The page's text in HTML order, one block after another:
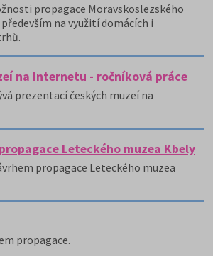
propagace Moravskoslezského
na využití domácích i
na Internetu - ročníková práce
prezentací českých muzeí na
Leteckého muzea Kbely
propagace Leteckého muzea
propagace.